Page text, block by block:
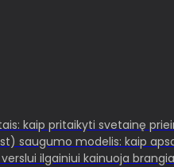
kaip pritaikyti svetainę
saugumo modelis: kaip
ilgainiui kainuoja